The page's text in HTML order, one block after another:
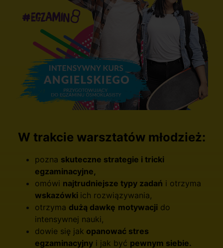
W trakcie warsztatów młodzież:
pozna skuteczne strategie i tricki
egzaminacyjne,
omówi najtrudniejsze typy zadań i otrzyma
wskazówki ich rozwiązywania,
otrzyma dużą dawkę motywacji do
intensywnej nauki,
dowie się jak opanować stres
egzaminacyjny i jak być pewnym siebie.